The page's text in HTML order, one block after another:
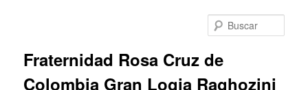
Fraternidad Rosa Cruz de
Colombia Gran Logia Raghozini